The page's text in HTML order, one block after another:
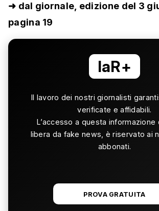
➜ dal giornale, edizione del 3
pagina 19
laR+
Il lavoro dei nostri giornalisti
verificate e affidabili.
L’accesso a questa informazione
libera da fake news, è riservato ai
abbonati.
PROVA GRATUITA